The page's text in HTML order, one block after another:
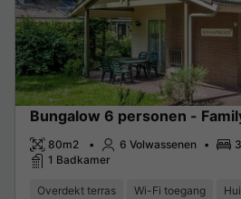
Bungalow 6 personen -
80m2 6 Volwassenen
1 Badkamer
Overdekt terras Wi-Fi toegang